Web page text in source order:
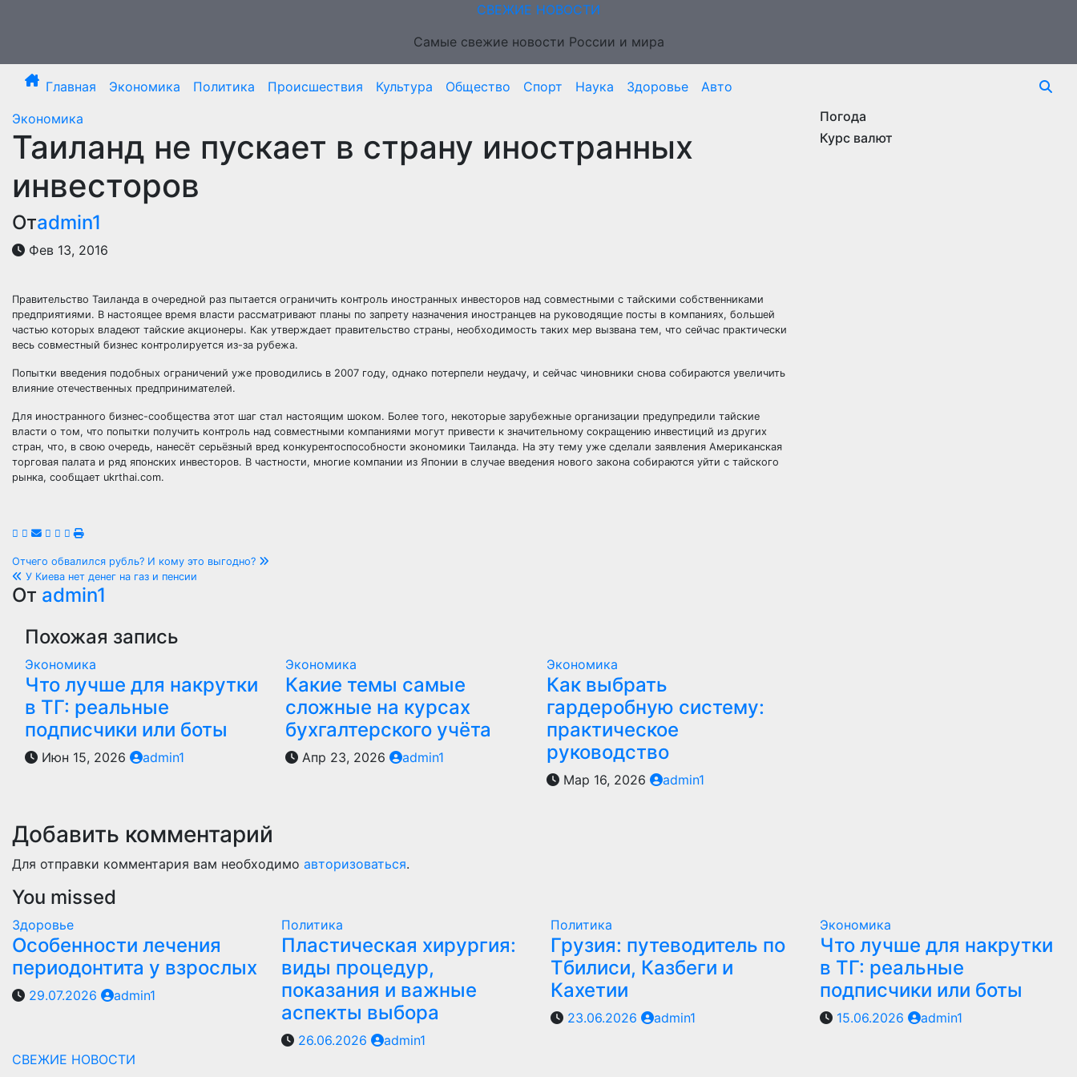
СВЕЖИЕ НОВОСТИ
Самые свежие новости России и мира
Главная Экономика Политика Происшествия Культура Общество Спорт Наука Здоровье
Авто
Экономика
Таиланд не пускает в страну иностранных
инвесторов
Отadmin1
Фев 13, 2016
Правительство Таиланда в очередной раз пытается ограничить контроль иностранных инвесторов над совместными с тайскими собственниками
предприятиями. В настоящее время власти рассматривают планы по запрету назначения иностранцев на руководящие посты в компаниях, большей
частью которых владеют тайские акционеры. Как утверждает правительство страны, необходимость таких мер вызвана тем, что сейчас практически
весь совместный бизнес контролируется из-за рубежа.
Попытки введения подобных ограничений уже проводились в 2007 году, однако потерпели неудачу, и сейчас чиновники снова собираются увеличить
влияние отечественных предпринимателей.
Для иностранного бизнес-сообщества этот шаг стал настоящим шоком. Более того, некоторые зарубежные организации предупредили тайские
власти о том, что попытки получить контроль над совместными компаниями могут привести к значительному сокращению инвестиций из других
стран, что, в свою очередь, нанесёт серьёзный вред конкурентоспособности экономики Таиланда. На эту тему уже сделали заявления Американская
торговая палата и ряд японских инвесторов. В частности, многие компании из Японии в случае введения нового закона собираются уйти с тайского
рынка, сообщает ukrthai.com.
Навигация
по
записям
Отчего обвалился рубль? И кому это выгодно?
У Киева нет денег на газ и пенсии
От admin1
Похожая запись
Экономика
Что лучше для накрутки
в ТГ: реальные
подписчики или боты
Июн 15, 2026 admin1
Экономика
Какие темы самые
сложные на курсах
бухгалтерского учёта
Апр 23, 2026 admin1
Экономика
Как выбрать
гардеробную систему:
практическое
руководство
Мар 16, 2026 admin1
Добавить комментарий
Для отправки комментария вам необходимо авторизоваться.
Погода
Курс валют
You missed
Здоровье
Особенности лечения
периодонтита у взрослых
29.07.2026 admin1
Политика
Пластическая хирургия:
виды процедур,
показания и важные
аспекты выбора
26.06.2026 admin1
Политика
Грузия: путеводитель по
Тбилиси, Казбеги и
Кахетии
23.06.2026 admin1
Экономика
Что лучше для накрутки
в ТГ: реальные
подписчики или боты
15.06.2026 admin1
СВЕЖИЕ НОВОСТИ